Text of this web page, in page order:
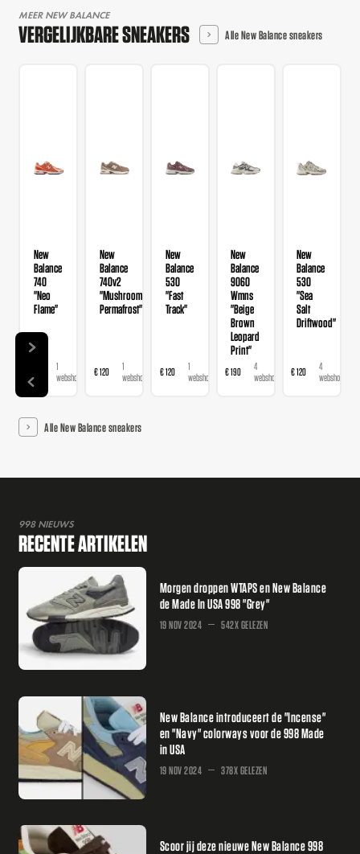
MEER NEW BALANCE
VERGELIJKBARE SNEAKERS Alle New Balance sneakers
New
Balance
740
"Neo
Flame"
1
webshop
New
Balance
740v2
"Mushroom
Permafrost"
€ 120
1
webshop
New
Balance
530
"Fast
Track"
€ 120
1
webshop
New
Balance
9060
Wmns
"Beige
Brown
Leopard
Print"
€ 190
4
webshops
New
Balance
530
"Sea
Salt
Driftwood"
€ 120
4
webshops
Alle New Balance sneakers
998 NIEUWS
RECENTE ARTIKELEN
Morgen droppen WTAPS en New Balance
de Made In USA 998 "Grey"
19 NOV 2024 542X GELEZEN
New Balance introduceert de "Incense"
en "Navy" colorways voor de 998 Made
in USA
19 NOV 2024 378X GELEZEN
Scoor jij deze nieuwe New Balance 998